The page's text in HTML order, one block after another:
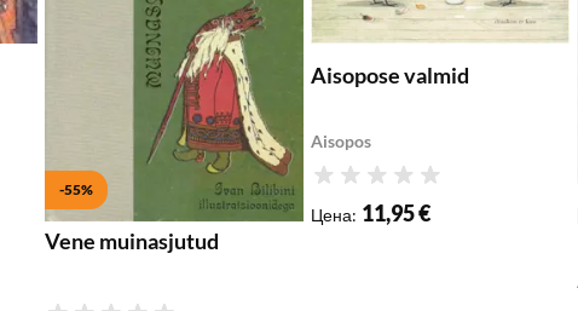
-55%
Vene muinasjutud
Aisopose valmid
Aisopos
Рейтинг
Цена: 11,95 €